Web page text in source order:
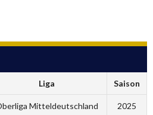
Liga Saison
Mitteldeutschland 2025